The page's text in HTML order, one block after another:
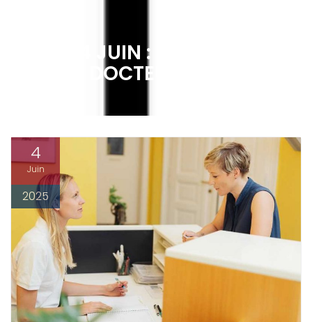
MARDI 4 JUIN : PRENDRE RDV
CHEZ LE DOCTEUR
4
Juin
2025